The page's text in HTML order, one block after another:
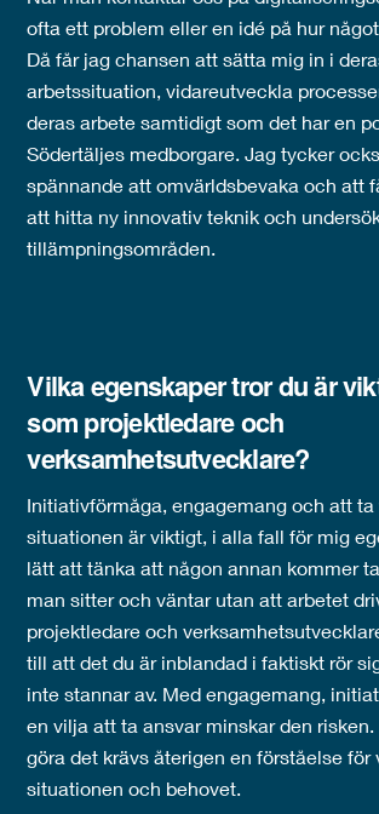
ofta ett problem eller en idé på hur
Då får jag chansen att sätta mig in i
arbetssituation, vidareutveckla
deras arbete samtidigt som det har en
Södertäljes medborgare. Jag tycker
spännande att omvärldsbevaka och att
att hitta ny innovativ teknik och
tillämpningsområden.
Vilka egenskaper tror du är
som projektledare och
verksamhetsutvecklare?
Initiativförmåga, engagemang och att
situationen är viktigt, i alla fall för mig
lätt att tänka att någon annan kommer
man sitter och väntar utan att arbetet
projektledare och
till att det du är inblandad i faktiskt rör
inte stannar av. Med engagemang,
en vilja att ta ansvar minskar den
göra det krävs återigen en förståelse för
situationen och behovet.